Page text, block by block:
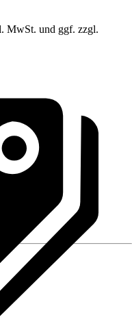
MwSt. und ggf. zzgl.